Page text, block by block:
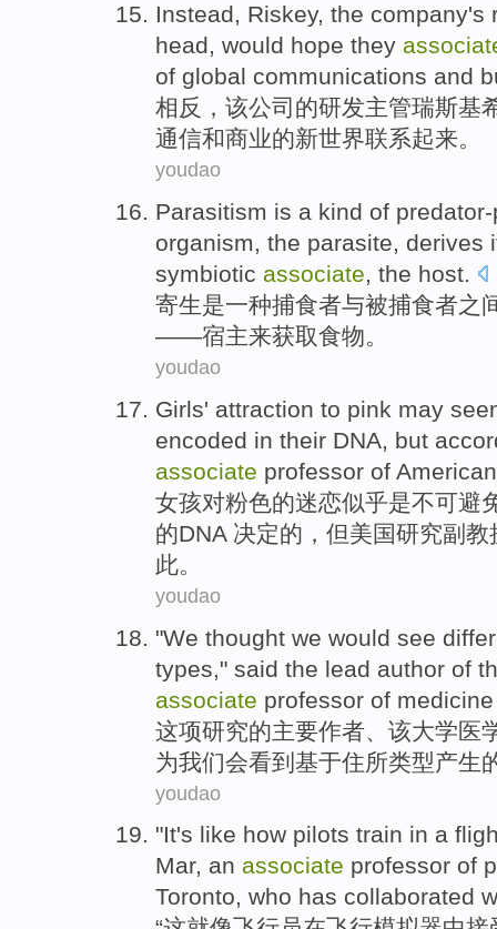
Instead, Riskey, the company's
head, would hope they
of global communications and
相反 ，该公司 的研发主管瑞斯基
通信和商业的新世界联系起来。
youdao
Parasitism is a kind of
organism, the parasite, derives
symbiotic associate, the host.
寄生是一种捕食者与被捕食者之
——宿主来获取食物。
youdao
Girls' attraction to pink may
encoded in their DNA, but
associate professor of American
女孩对粉色的迷恋似乎是不可避
的DNA 决定的， 但美国研究副教
此。
youdao
"We thought we would see
types ," said the lead author of
associate professor of medicine
这项研究的主要作者、该大学医
为我们会看到基于住所类型产生
youdao
"It's like how pilots train in a
Mar, an associate professor of
Toronto, who has collaborated